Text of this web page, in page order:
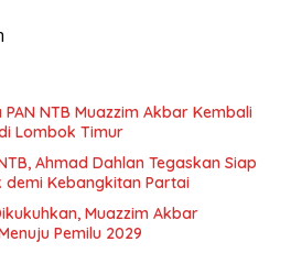
NTB Muazzim Akbar Kembali
Lombok Timur
Ahmad Dahlan Tegaskan Siap
Kebangkitan Partai
Muazzim Akbar
Pemilu 2029